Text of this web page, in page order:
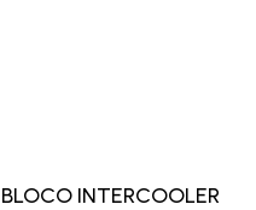
BLOCO INTERCOOLER